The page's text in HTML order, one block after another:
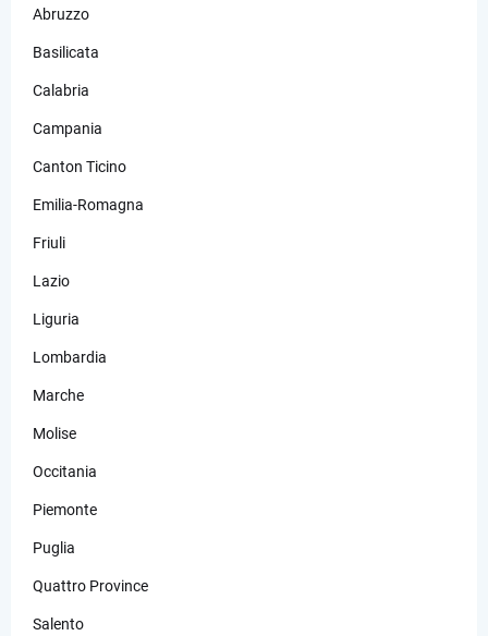
Abruzzo
Basilicata
Calabria
Campania
Canton Ticino
Emilia-Romagna
Friuli
Lazio
Liguria
Lombardia
Marche
Molise
Occitania
Piemonte
Puglia
Quattro Province
Salento